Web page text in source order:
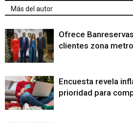
Más del autor
Ofrece
clientes zona
Encuesta revela
prioridad para